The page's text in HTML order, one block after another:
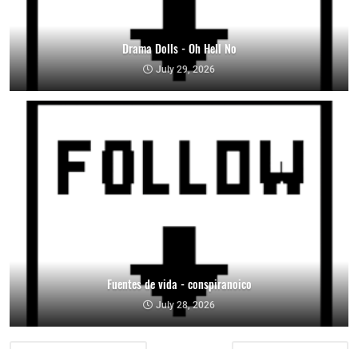
Drama Dolls - Oh Hell No
July 29, 2026
Fuentes de vida - conspiranoico
July 28, 2026